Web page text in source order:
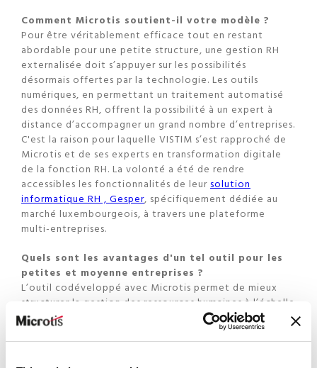
Comment Microtis soutient-il votre modèle ?
Pour être véritablement efficace tout en restant
abordable pour une petite structure, une gestion RH
externalisée doit s’appuyer sur les possibilités
désormais offertes par la technologie. Les outils
numériques, en permettant un traitement automatisé
des données RH, offrent la possibilité à un expert à
distance d’accompagner un grand nombre d’entreprises.
C'est la raison pour laquelle VISTIM s’est rapproché de
Microtis et de ses experts en transformation digitale
de la fonction RH. La volonté a été de rendre
accessibles les fonctionnalités de leur solution
informatique RH , Gesper, spécifiquement dédiée au
marché luxembourgeois, à travers une plateforme
multi-entreprises.
Quels sont les avantages d'un tel outil pour les
petites et moyenne entreprises ?
L’outil codéveloppé avec Microtis permet de mieux
structurer la gestion des ressources humaines à l’échelle
d’une PME. Au départ d’une base de données unique et
centralisée, il permet une harmonisation du traitement
de l’information. Une base de données unique a pour